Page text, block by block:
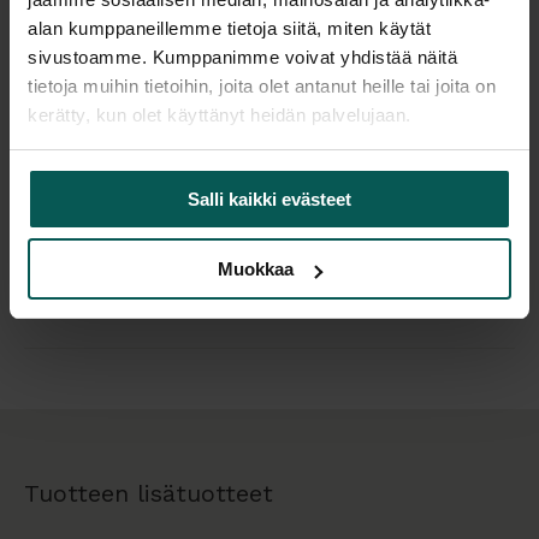
alan kumppaneillemme tietoja siitä, miten käytät
sivustoamme. Kumppanimme voivat yhdistää näitä
tietoja muihin tietoihin, joita olet antanut heille tai joita on
kerätty, kun olet käyttänyt heidän palvelujaan.
Salli kaikki evästeet
Muokkaa
ympäriverhoiltu tuoli, joka soveltuu moneen
ympäristöön toimistoihin, auloihin, ravintoloihin ja
kahviloihin.
Jalat: valkaistu tai musta pyökki
Useita verhoilukankaita:
KY ja V4X (min. tilausmäärä 20 kpl)
Tiedostot
Tuotteen lisätuotteet